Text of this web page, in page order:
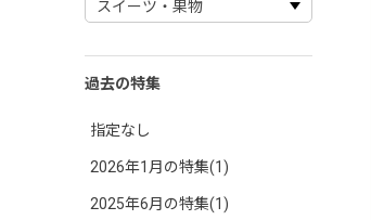
過去の特集
指定なし
2026年1月の特集(1)
2025年6月の特集(1)